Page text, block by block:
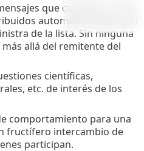
que cumplan con
automáticamente por
de la lista. Sin ninguna
allá del remitente del
científicas,
etc. de interés de los
comportamiento para una
fructífero intercambio de
participan.